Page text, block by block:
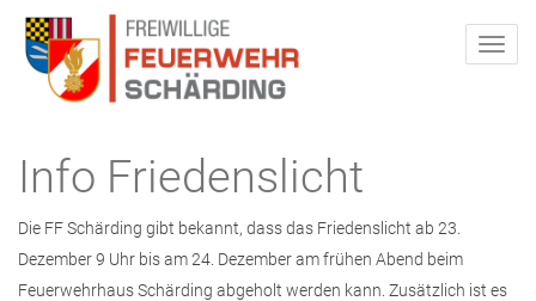
Info Friedenslicht
Die FF Schärding gibt bekannt, dass das Friedenslicht ab 23.
Dezember 9 Uhr bis am 24. Dezember am frühen Abend beim
Feuerwehrhaus Schärding abgeholt werden kann. Zusätzlich ist es